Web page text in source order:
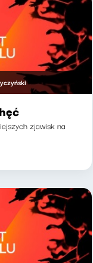
zjawisk na